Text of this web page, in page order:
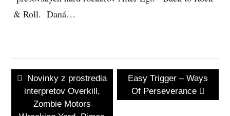
& Roll. Daná…
Navigácia
článku
Previous
post:
Novinky z prostredia
interpretov Overkill,
Zombie Motors
Next
post:
Easy Trigger – Ways
Of Perseverance